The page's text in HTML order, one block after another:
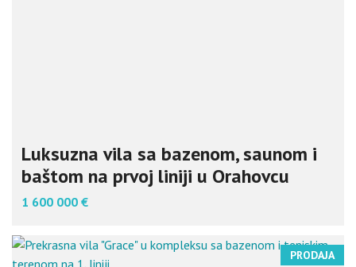
Luksuzna vila sa bazenom, saunom i
baštom na prvoj liniji u Orahovcu
1 600 000 €
PRODAJA